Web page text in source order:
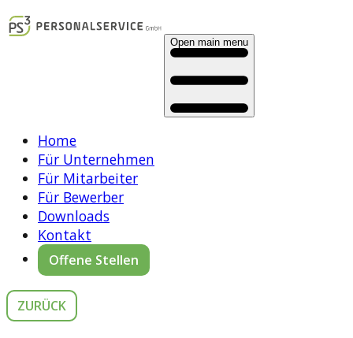
Open main menu
Home
Für Unternehmen
Für Mitarbeiter
Für Bewerber
Downloads
Kontakt
Offene Stellen
ZURÜCK